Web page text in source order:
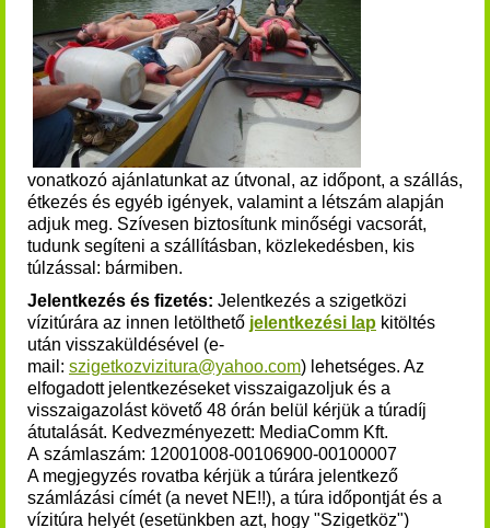
vonatkozó ajánlatunkat az útvonal, az időpont, a szállás,
étkezés és egyéb igények, valamint a létszám alapján
adjuk meg. Szívesen biztosítunk minőségi vacsorát,
tudunk segíteni a szállításban, közlekedésben, kis
túlzással: bármiben.
Jelentkezés és fizetés: Jelentkezés a szigetközi
vízitúrára az innen letölthető jelentkezési lap kitöltés
után visszaküldésével (e-
mail: szigetkozvizitura@yahoo.com) lehetséges. Az
elfogadott jelentkezéseket visszaigazoljuk és a
visszaigazolást követő 48 órán belül kérjük a túradíj
átutalását. Kedvezményezett: MediaComm Kft.
A számlaszám: 12001008-00106900-00100007
A megjegyzés rovatba kérjük a túrára jelentkező
számlázási címét (a nevet NE!!), a túra időpontját és a
vízitúra helyét (esetünkben azt, hogy "Szigetköz")